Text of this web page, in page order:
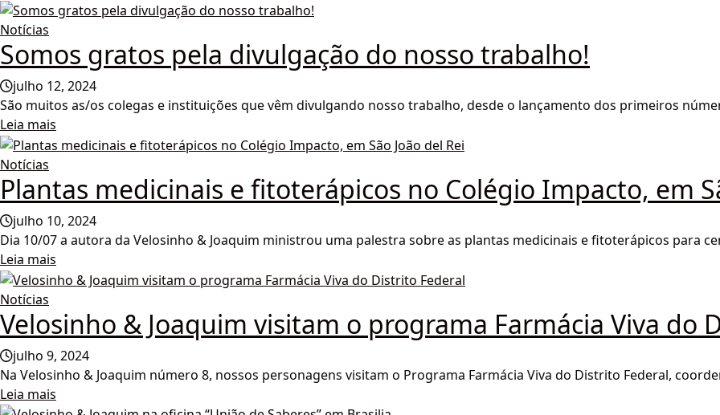
Notícias
Somos gratos pela divulgação do nosso trabalho!
julho 12, 2024
São muitos as/os colegas e instituições que vêm divulgando nosso trabalho, desde o lançamento dos primeiros
Leia mais
Notícias
Plantas medicinais e fitoterápicos no Colégio Impacto, em
julho 10, 2024
Dia 10/07 a autora da Velosinho & Joaquim ministrou uma palestra sobre as plantas medicinais e fitoterápicos para
Leia mais
Notícias
Velosinho & Joaquim visitam o programa Farmácia Viva do
julho 9, 2024
Na Velosinho & Joaquim número 8, nossos personagens visitam o Programa Farmácia Viva do Distrito Federal,
Leia mais